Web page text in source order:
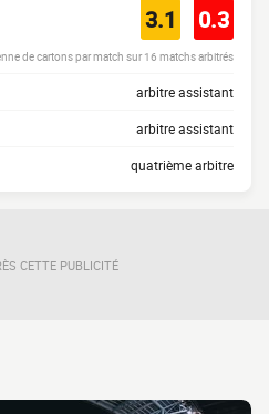
3.1 0.3
de cartons par match sur 16 matchs arbitrés
arbitre assistant
arbitre assistant
quatrième arbitre
CETTE PUBLICITÉ